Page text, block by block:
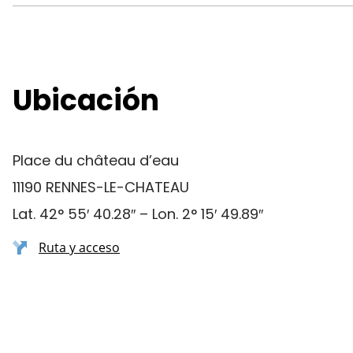
Ubicación
Place du château d’eau
11190 RENNES-LE-CHATEAU
Lat. 42° 55′ 40.28″ – Lon. 2° 15′ 49.89″
Ruta y acceso